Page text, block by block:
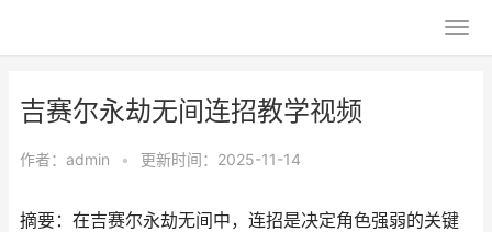
吉赛尔永劫无间连招教学视频
作者： admin • 更新时间：2025-11-14
摘要：在吉赛尔永劫无间中，连招是决定角色强弱的关键